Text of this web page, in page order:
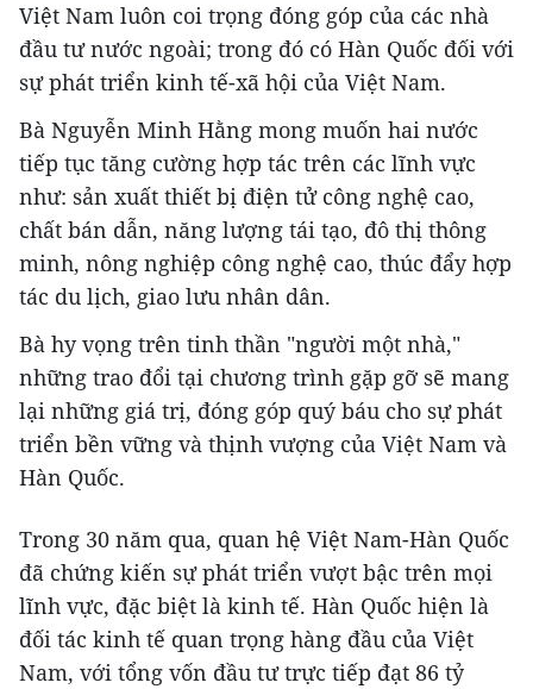
Việt Nam luôn coi trọng đóng góp của các nhà
đầu tư nước ngoài; trong đó có Hàn Quốc đối với
sự phát triển kinh tế-xã hội của Việt Nam.
Bà Nguyễn Minh Hằng mong muốn hai nước
tiếp tục tăng cường hợp tác trên các lĩnh vực
như: sản xuất thiết bị điện tử công nghệ cao,
chất bán dẫn, năng lượng tái tạo, đô thị thông
minh, nông nghiệp công nghệ cao, thúc đẩy hợp
tác du lịch, giao lưu nhân dân.
Bà hy vọng trên tinh thần "người một nhà,"
những trao đổi tại chương trình gặp gỡ sẽ mang
lại những giá trị, đóng góp quý báu cho sự phát
triển bền vững và thịnh vượng của Việt Nam và
Hàn Quốc.
Trong 30 năm qua, quan hệ Việt Nam-Hàn Quốc
đã chứng kiến sự phát triển vượt bậc trên mọi
lĩnh vực, đặc biệt là kinh tế. Hàn Quốc hiện là
đối tác kinh tế quan trọng hàng đầu của Việt
Nam, với tổng vốn đầu tư trực tiếp đạt 86 tỷ